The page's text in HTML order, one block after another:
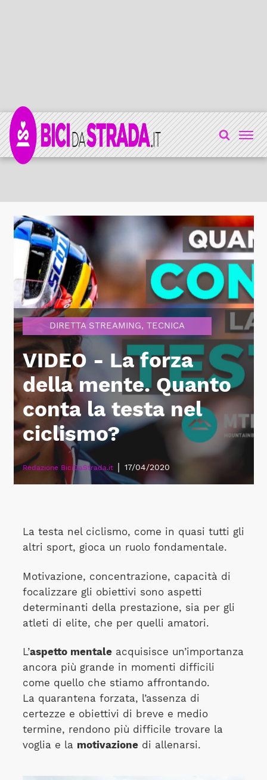
DIRETTA STREAMING, TECNICA
VIDEO - La forza
della mente. Quanto
conta la testa nel
ciclismo?
Redazione BiciDaStrada.it 17/04/2020
La testa nel ciclismo, come in quasi tutti gli
altri sport, gioca un ruolo fondamentale.
Motivazione, concentrazione, capacità di
focalizzare gli obiettivi sono aspetti
determinanti della prestazione, sia per gli
atleti di elite, che per quelli amatori.
L’aspetto mentaleacquisisce un’importanza
ancora più grande in momenti difficili
come quello che stiamo affrontando.
La quarantena forzata, l’assenza di
certezze e obiettivi di breve e medio
termine, rendono più difficile trovare la
voglia e la motivazionedi allenarsi.